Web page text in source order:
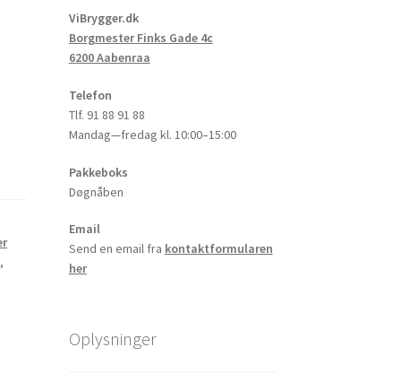
,
ViBrygger.dk
Borgmester Finks Gade 4c
6200 Aabenraa
Telefon
Tlf. 91 88 91 88
Mandag—fredag kl. 10:00–15:00
Pakkeboks
Døgnåben
Email
Send en email fra kontaktformularen
her
Oplysninger